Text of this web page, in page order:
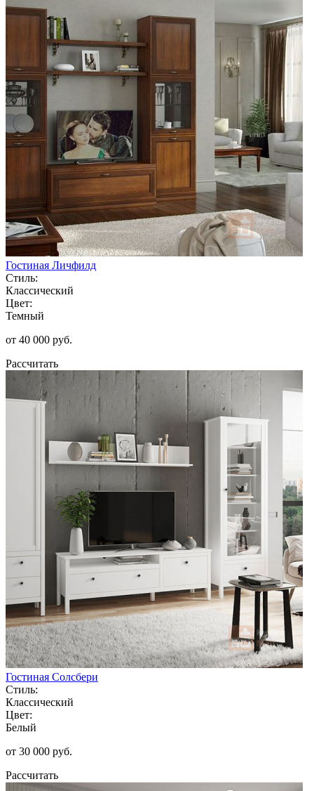
Гостиная Личфилд
Стиль:
Классический
Цвет:
Темный
от 40 000 руб.
Рассчитать
Гостиная Солсбери
Стиль:
Классический
Цвет:
Белый
от 30 000 руб.
Рассчитать